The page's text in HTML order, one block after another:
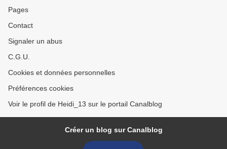
Pages
Contact
Signaler un abus
C.G.U.
Cookies et données personnelles
Préférences cookies
Voir le profil de Heidi_13 sur le portail Canalblog
Créer un blog sur Canalblog